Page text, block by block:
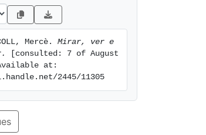
Mercè. Mirar, ver e
[consulted: 7 of August
at:
2445/11305